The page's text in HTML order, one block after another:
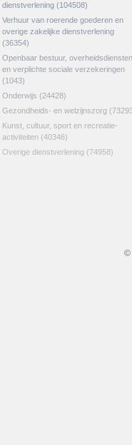
dienstverlening (104508)
Verhuur van roerende goederen en
overige zakelijke dienstverlening
(36354)
Openbaar bestuur, overheidsdiensten
en verplichte sociale verzekeringen
(1043)
Onderwijs (24428)
Gezondheids- en welzijnszorg
Kunst, cultuur, sport en recreatie-
activiteiten (40346)
Overige dienstverlening (74958)
©